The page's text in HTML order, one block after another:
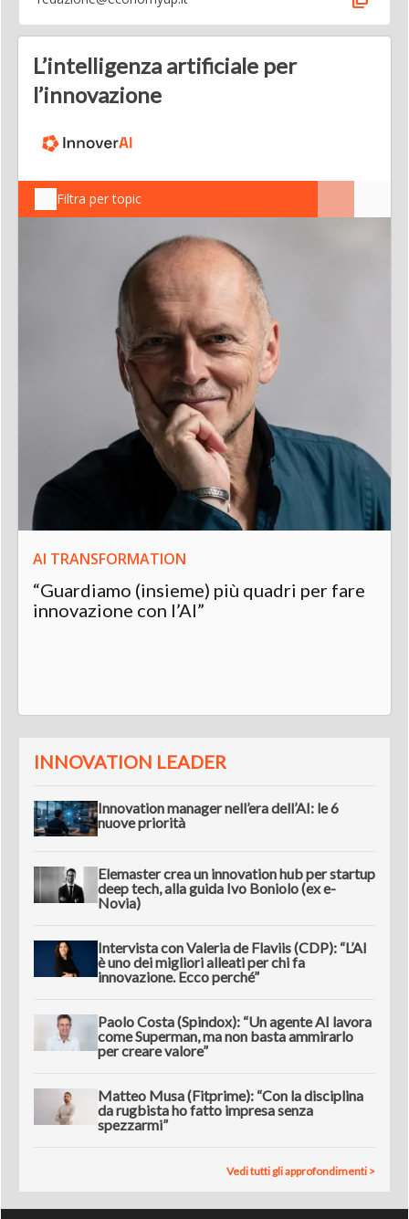
L’intelligenza artificiale per
l’innovazione
Filtra per topic
AI TRANSFORMATION
“Guardiamo (insieme) più quadri per fare
innovazione con l’AI”
INNOVATION LEADER
Innovation manager nell’era dell’AI: le 6
nuove priorità
Elemaster crea un innovation hub per startup
deep tech, alla guida Ivo Boniolo (ex e-
Novia)
Intervista con Valeria de Flaviis (CDP): “L’AI
è uno dei migliori alleati per chi fa
innovazione. Ecco perché”
Paolo Costa (Spindox): “Un agente AI lavora
come Superman, ma non basta ammirarlo
per creare valore”
Matteo Musa (Fitprime): “Con la disciplina
da rugbista ho fatto impresa senza
spezzarmi”
Vedi tutti gli approfondimenti >